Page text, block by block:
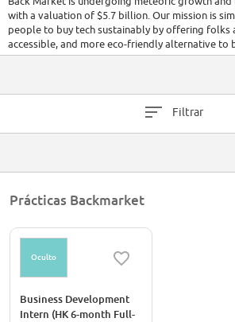
with a valuation of $5.7 billion. Our mission is
people to buy tech sustainably by offering folks
accessible, and more eco-friendly alternative to
Why? Refurbished tech helps lower our
Filtrar
Prácticas Backmarket
Oculto
Business Development
Intern (HK 6-month Full-